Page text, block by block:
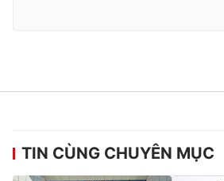
TIN CÙNG CHUYÊN MỤC